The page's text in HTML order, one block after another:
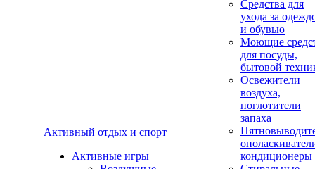
Активный отдых и спорт
Активные игры
Средства для
ухода за
и обувью
Моющие
для посуды,
бытовой
Освежители
воздуха,
поглотители
запаха
кондиционеры